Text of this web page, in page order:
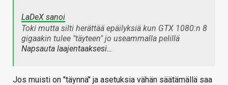
LaDeX sanoi
Toki mutta silti herättää epäilyksiä kun GTX 1080:n 8
gigaakin tulee "täyteen" jo useammalla pelillä
Napsauta laajentaaksesi…
Jos muisti on "täynnä" ja asetuksia vähän säätämällä saa